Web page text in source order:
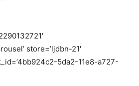
store=’ljdbn-21′
5da2-11e8-a727-